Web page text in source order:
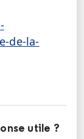
de-la-
utile ?